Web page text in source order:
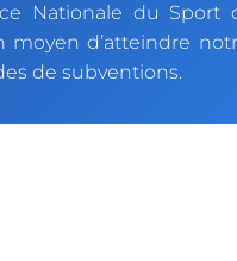
Nationale du
d’atteindre
de subventions.